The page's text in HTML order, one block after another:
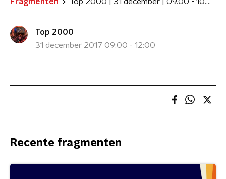
Top 2000
31 december 2017 09:00 - 12:00
Recente fragmenten